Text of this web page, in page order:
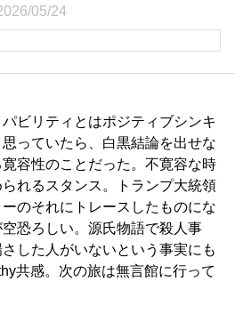
05/24
ビリティとはポジティブシンキ
っていたら、白黒結論を出せな
容性のことだった。不寛容な時
れるスタンス。トランプ大統領
のそれにトレースしたものにな
恐ろしい。源氏物語で殺人事
した人がいないという事実にも
共感。次の旅は無言館に行って